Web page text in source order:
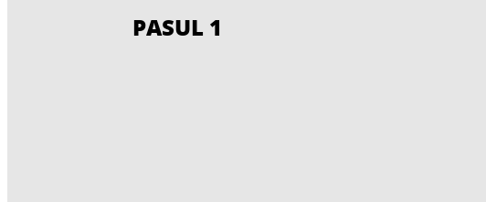
PASUL 1